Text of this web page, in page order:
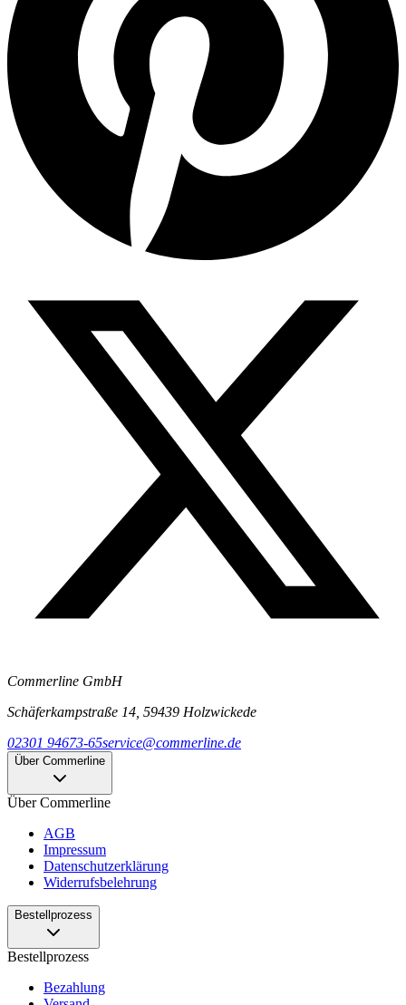
Commerline GmbH
Schäferkampstraße 14, 59439 Holzwickede
02301 94673-65service@commerline.de
Über Commerline
Über Commerline
AGB
Impressum
Datenschutzerklärung
Widerrufsbelehrung
Bestellprozess
Bestellprozess
Bezahlung